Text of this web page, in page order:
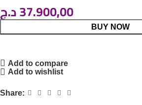
37.900,00د.ج
BUY NOW
Add to compare
Add to wishlist
Share: